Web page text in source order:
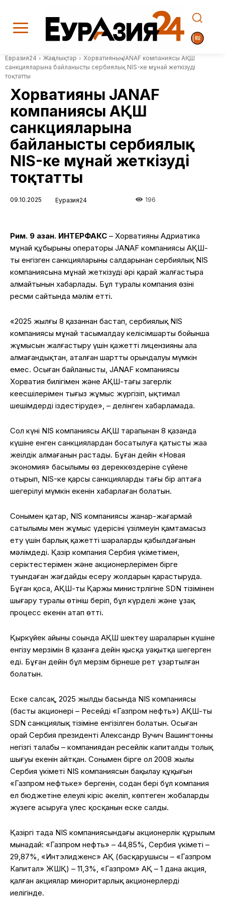
Евразия24 Жаңалықтар
Хорватияның JANAF компаниясы АҚШ
санкцияларына байланысты сербиялық NIS-ке мұнай жеткізуді
тоқтатты
Хорватияның JANAF
компаниясы АҚШ
санкцияларына
байланысты сербиялық
NIS-ке мұнай жеткізуді
тоқтатты
09.10.2025 Еуразия24 196
Рим. 9 қазан. ИНТЕРФАКС – Хорватияның Адриатика
мұнай құбырының операторы JANAF компаниясы АҚШ-
тың енгізген санкцияларының салдарынан сербиялық NIS
компаниясына мұнай жеткізуді әрі қарай жалғастыра
алмайтынын хабарлады. Бұл туралы компания өзінің
ресми сайтында мәлім етті.
«2025 жылғы 8 қазаннан бастап, сербиялық NIS
компаниясы мұнай тасымалдау келісімшарты бойынша
жұмысын жалғастыру үшін қажетті лицензияны ала
алмағандықтан, аталған шарттың орындалуы мүмкін
емес. Осыған байланысты, JANAF компаниясы
Хорватия билігімен және АҚШ-тағы заңгерлік
кеңесшілерімен тығыз жұмыс жүргізіп, ықтимал
шешімдерді іздестіруде», – делінген хабарламада.
Сол күні NIS компаниясы АҚШ тарапынан 8 қазанда
күшіне енген санкциялардан босатылуға қатысты жаңа
жеңілдік алмағанын растады. Бұған дейін «Новая
экономия» басылымы өз дереккөздеріне сүйене
отырып, NIS-ке қарсы санкциялардың тағы бір аптаға
шегерілуі мүмкін екенін хабарлаған болатын.
Сонымен қатар, NIS компаниясы жанар-жағармай
сатылымы мен жұмыс үдерісінің үзілмеуін қамтамасыз
ету үшін барлық қажетті шараларды қабылдағанын
мәлімдеді. Қазір компания Сербия үкіметімен,
серіктестерімен және акционерлерімен бірге
туындаған жағдайды еңсеру жолдарын қарастыруда.
Бұған қоса, АҚШ-тың Қаржы министрлігіне SDN тізімінен
шығару туралы өтініш беріп, бұл күрделі және ұзақ
процесс екенін атап өтті.
Қыркүйек айының соңында АҚШ шектеу шараларын күшіне
енгізу мерзімін 8 қазанға дейін қысқа уақытқа шегерген
еді. Бұған дейін бұл мерзім бірнеше рет ұзартылған
болатын.
Еске салсақ, 2025 жылдың басында NIS компаниясы
(басты акционері – Ресейдің «Газпром нефть») АҚШ-тың
SDN санкциялық тізіміне енгізілген болатын. Осыған
орай Сербия президенті Александр Вучич Вашингтонның
негізгі талабы – компаниядан ресейлік капиталдың толық
шығуы екенін айтқан. Сонымен бірге ол 2008 жылы
Сербия үкіметі NIS компаниясын бақылау құқығын
«Газпром нефтьке» бергенін, содан бері бұл компания
ел бюджетіне елеулі кіріс әкеліп, көптеген жобаларды
жүзеге асыруға үлес қосқанын еске салды.
Қазіргі таңда NIS компаниясындағы акционерлік құрылым
мынадай: «Газпром нефть» – 44,85%, Сербия үкіметі –
29,87%, «Интэлидженс» АҚ (басқарушысы – «Газпром
Капитал» ЖШҚ) – 11,3%, «Газпром» АҚ – 1 дана акция,
қалған акциялар миноритарлық акционерлердің
иелігінде.